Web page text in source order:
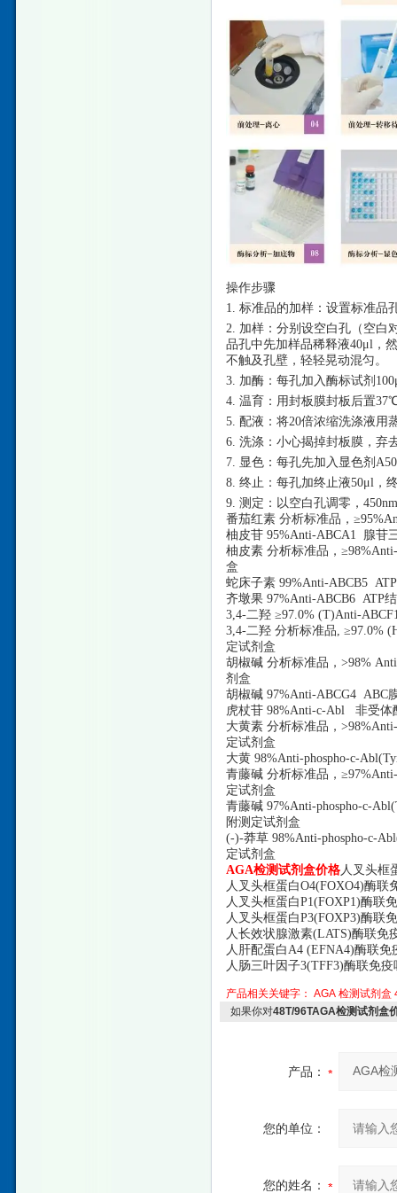
操作步骤
1. 标准品的加样：设置标准品
2. 加样：分别设空白孔（空白
品孔中先加样品稀释液40μl，
不触及孔壁，轻轻晃动混匀。
3. 加酶：每孔加入酶标试剂
4. 温育：用封板膜封板后置
5. 配液：将20倍浓缩洗涤液用
6. 洗涤：小心揭掉封板膜，弃
7. 显色：每孔先加入显色剂
8. 终止：每孔加终止液50μl，
9. 测定：以空白孔调零，
番茄红素 分析标准品，
柚皮苷 95%Anti-ABCA1 腺苷
柚皮素 分析标准品，
盒
蛇床子素 99%Anti-ABCB5
齐墩果 97%Anti-ABCB6 ATP
3,4-二羟 ≥97.0% (T)Anti-
3,4-二羟 分析标准品, ≥97.0%
定试剂盒
胡椒碱 分析标准品， >98%
剂盒
胡椒碱 97%Anti-ABCG4 ABC
虎杖苷 98%Anti-c-Abl 非受体
大黄素 分析标准品，
定试剂盒
大黄 98%Anti-phospho-c-
青藤碱 分析标准品，
定试剂盒
青藤碱 97%Anti-phospho-c-
附测定试剂盒
(-)-莽草 98%Anti-phospho-c-
定试剂盒
AGA检测试剂盒价格人叉头框
人叉头框蛋白O4(FOXO4)酶联
人叉头框蛋白P1(FOXP1)酶联
人叉头框蛋白P3(FOXP3)酶联
人长效状腺激素(LATS)酶联免
人肝配蛋白A4 (EFNA4)酶联免
人肠三叶因子3(TFF3)酶联免
产品相关关键字： AGA 检测试剂盒
如果你对48T/96TAGA检测试剂盒
产品：
您的单位：
您的姓名：